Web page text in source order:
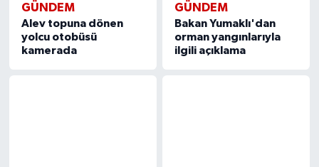
GÜNDEM
Alev topuna dönen
yolcu otobüsü
kamerada
GÜNDEM
Bakan Yumaklı'dan
orman yangınlarıyla
ilgili açıklama